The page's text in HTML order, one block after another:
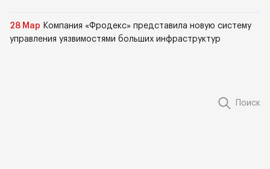
28 Мар Компания «Фродекс» представила новую систему
управления уязвимостями больших инфраструктур
Поиск